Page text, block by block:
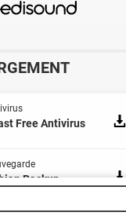
pour mettre fin à cet
la
ou
avec
les clients qui
Free Antivirus
Backup